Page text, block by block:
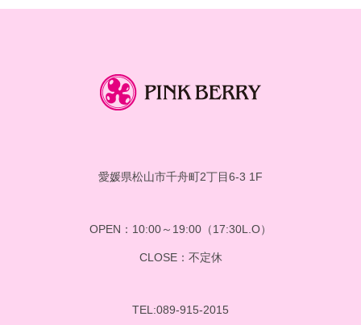
愛媛県松山市千舟町2丁目6-3 1F
OPEN：10:00～19:00（17:30L.O）
CLOSE：不定休
TEL:089-915-2015